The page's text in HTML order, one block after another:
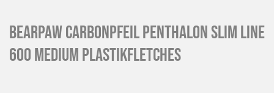
BEARPAW Carbonpfeil Penthalon Slim Line
600 medium Plastikfletches